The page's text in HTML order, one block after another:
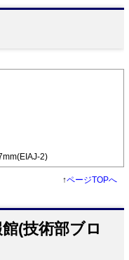
2)
↑ページTOPへ
(技術部ブロ